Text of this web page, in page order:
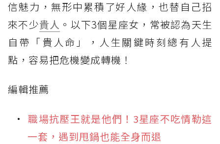
信魅力，無形中累積了好人緣，也替自己招
來不少貴人 。以下3個星座女，常被認為天生
自帶「貴人命」，人生關鍵時刻總有人提
點，容易把危機變成轉機！
編輯推薦
職場抗壓王就是他們！3星座不吃情勒這
一套，遇到甩鍋也能全身而退